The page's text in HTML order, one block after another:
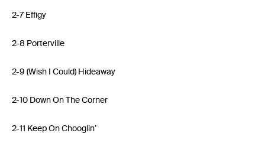
2-7 Effigy
2-8 Porterville
2-9 (Wish I Could) Hideaway
2-10 Down On The Corner
2-11 Keep On Chooglin’